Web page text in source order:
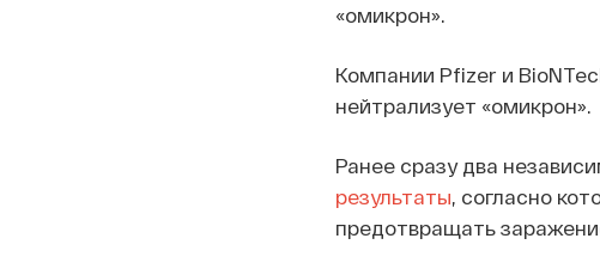
«омикрон».
Компании Pfizer и
нейтрализует «омикрон».
Ранее сразу два
результаты, согласно
предотвращать